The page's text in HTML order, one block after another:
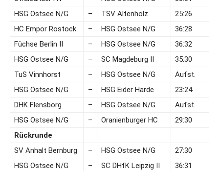
HSG Ostsee N/G
– TSV Altenholz
25:26
HC Empor Rostock
– HSG Ostsee N/G
36:28
Füchse Berlin II
– HSG Ostsee N/G
36:32
HSG Ostsee N/G
– SC Magdeburg II
35:30
TuS Vinnhorst
– HSG Ostsee N/G
Aufst.
HSG Ostsee N/G
– HSG Eider Harde
23:24
DHK Flensborg
– HSG Ostsee N/G
Aufst.
HSG Ostsee N/G
– Oranienburger HC
29:30
Rückrunde
SV Anhalt Bernburg
– HSG Ostsee N/G
27:30
HSG Ostsee N/G
– SC DHfK Leipzig II
36:31